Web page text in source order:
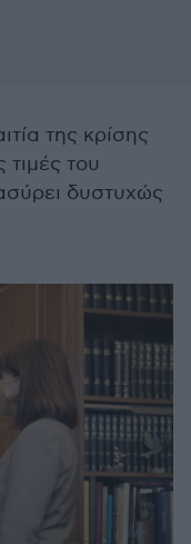
της κρίσης
τιμές του
δυστυχώς